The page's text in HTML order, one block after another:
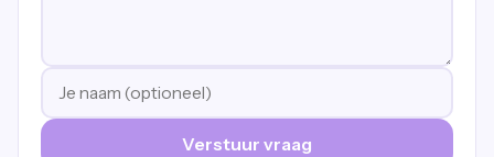
Verstuur vraag